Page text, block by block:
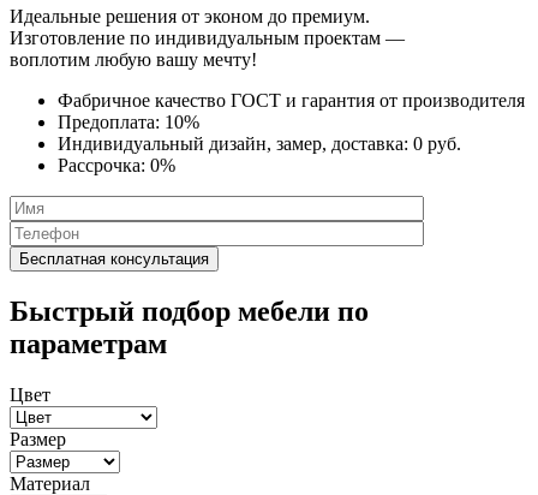
Идеальные решения от эконом до премиум.
Изготовление по индивидуальным проектам —
воплотим любую вашу мечту!
Фабричное качество ГОСТ и гарантия от производителя
Предоплата: 10%
Индивидуальный дизайн, замер, доставка: 0 руб.
Рассрочка: 0%
Быстрый подбор мебели по
параметрам
Цвет
Размер
Материал